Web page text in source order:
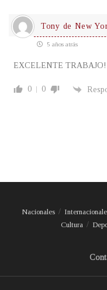
Tony de New
5 años atrás
EXCELENTE TRABAJO!
0 0
Nacionales
Cultura